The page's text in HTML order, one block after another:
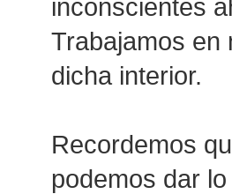
inconscientes
Trabajamos en
dicha interior.
Recordemos
podemos dar